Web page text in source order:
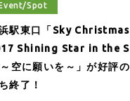
Spot
駅東口「Sky Christmas
Shining Star in the S
空に願いを～」が好評の
終了！